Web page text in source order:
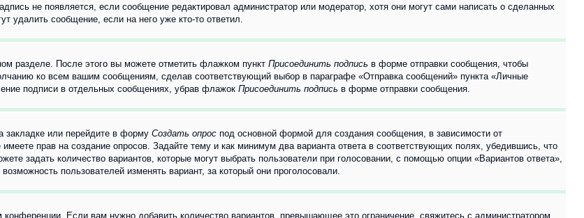
не появляется, если сообщение редактировал администратор или модератор, хотя они могут сами написать о сделанных
удалить сообщение, если на него уже кто-то ответил.
разделе. После этого вы можете отметить флажком пункт Присоединить подпись в форме отправки сообщения, чтобы
ко всем вашим сообщениям, сделав соответствующий выбор в параграфе «Отправка сообщений» пункта «Личные
подписи в отдельных сообщениях, убрав флажок Присоединить подпись в форме отправки сообщения.
закладке или перейдите в форму Создать опрос под основной формой для создания сообщения, в зависимости от
прав на создание опросов. Задайте тему и как минимум два варианта ответа в соответствующих полях, убедившись, что
задать количество вариантов, которые могут выбрать пользователи при голосовании, с помощью опции «Вариантов ответа»,
пользователей изменять вариант, за который они проголосовали.
конференции. Если вам нужно добавить количество вариантов, превышающее это ограничение, свяжитесь с администратором